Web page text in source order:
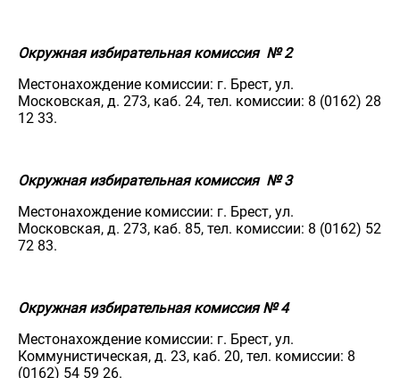
Окружная избирательная комиссия № 2
Местонахождение комиссии: г. Брест, ул.
Московская, д. 273, каб. 24, тел. комиссии: 8 (0162) 28
12 33.
Окружная избирательная комиссия № 3
Местонахождение комиссии: г. Брест, ул.
Московская, д. 273, каб. 85, тел. комиссии: 8 (0162) 52
72 83.
Окружная избирательная комиссия № 4
Местонахождение комиссии: г. Брест, ул.
Коммунистическая, д. 23, каб. 20, тел. комиссии: 8
(0162) 54 59 26.